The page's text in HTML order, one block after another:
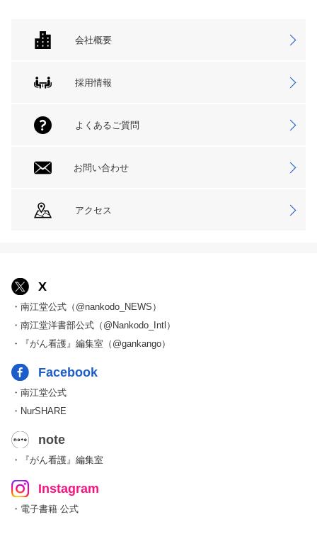
会社概要
採用情報
よくあるご質問
お問い合わせ
アクセス
X
・南江堂公式（@nankodo_NEWS）
・南江堂洋書部公式（@Nankodo_Intl）
・『がん看護』編集室（@gankango）
Facebook
・南江堂公式
・NurSHARE
note
・『がん看護』編集室
Instagram
・電子書籍 公式